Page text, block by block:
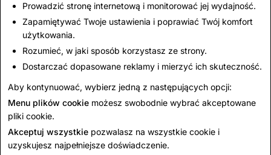
Rhys M.
NSW
Prowadzić stronę internetową i monitorować jej wydajność.
Zapamiętywać Twoje ustawienia i poprawiać Twój komfort
użytkowania.
Rozumieć, w jaki sposób korzystasz ze strony.
Dostarczać dopasowane reklamy i mierzyć ich skuteczność.
Aby kontynuować, wybierz jedną z następujących opcji:
Menu plików cookie możesz swobodnie wybrać akceptowane
pliki cookie.
Akceptuj wszystkie pozwalasz na wszystkie cookie i
uzyskujesz najpełniejsze doświadczenie.